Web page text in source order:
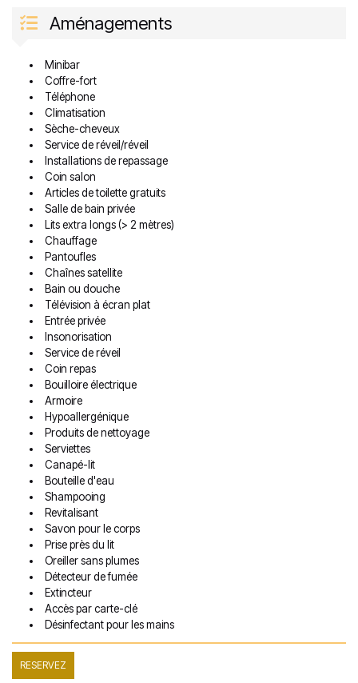
Aménagements
Minibar
Coffre-fort
Téléphone
Climatisation
Sèche-cheveux
Service de réveil/réveil
Installations de repassage
Coin salon
Articles de toilette gratuits
Salle de bain privée
Lits extra longs (> 2 mètres)
Chauffage
Pantoufles
Chaînes satellite
Bain ou douche
Télévision à écran plat
Entrée privée
Insonorisation
Service de réveil
Coin repas
Bouilloire électrique
Armoire
Hypoallergénique
Produits de nettoyage
Serviettes
Canapé-lit
Bouteille d'eau
Shampooing
Revitalisant
Savon pour le corps
Prise près du lit
Oreiller sans plumes
Détecteur de fumée
Extincteur
Accès par carte-clé
Désinfectant pour les mains
RESERVEZ